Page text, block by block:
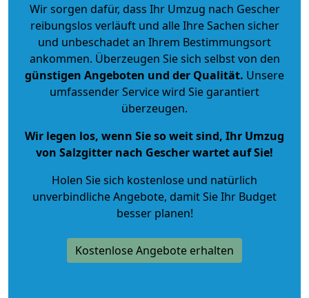
Wir sorgen dafür, dass Ihr Umzug nach Gescher
reibungslos verläuft und alle Ihre Sachen sicher
und unbeschadet an Ihrem Bestimmungsort
ankommen. Überzeugen Sie sich selbst von den
günstigen Angeboten und der Qualität. Unsere
umfassender Service wird Sie garantiert
überzeugen.
Wir legen los, wenn Sie so weit sind, Ihr Umzug
von Salzgitter nach Gescher wartet auf Sie!
Holen Sie sich kostenlose und natürlich
unverbindliche Angebote, damit Sie Ihr Budget
besser planen!
Kostenlose Angebote erhalten